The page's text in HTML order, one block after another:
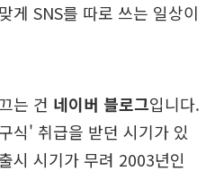
게 SNS를 따로 쓰는 일상이
는 건 네이버 블로그입니다.
식' 취급을 받던 시기가 있
시 시기가 무려 2003년인